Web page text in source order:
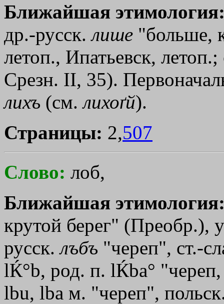
Ближайшая
др.-русск.лише "больше,
летоп., Ипатьевск,
Срезн. II, 35).
лихъ (см.лихоґй).
Страницы: 2,507
Слово: лоб,
Ближайшая
крутой берег" (Преобр.),
русск.лъбъ "череп", ст.-
lЌ°b, род. п. lЌba°
lbu, lbа м. "череп",